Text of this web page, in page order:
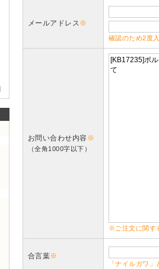
メールアドレス※
確認のため2度
お問い合わせ内容※
（全角1000字以下）
※ご注文に関す
合言葉※
「ナイルガワ